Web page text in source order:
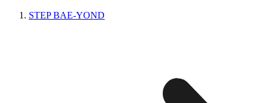
STEP BAE-YOND